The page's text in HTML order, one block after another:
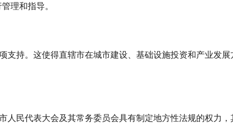
理和指导。
持。这使得直辖市在城市建设、基础设施投资和产业发
民代表大会及其常务委员会具有制定地方性法规的权力